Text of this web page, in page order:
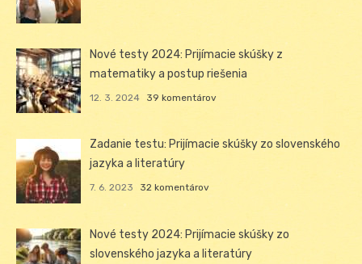
Nové testy 2024: Prijímacie skúšky z
matematiky a postup riešenia
12. 3. 2024 39 komentárov
Zadanie testu: Prijímacie skúšky zo slovenského
jazyka a literatúry
7. 6. 2023 32 komentárov
Nové testy 2024: Prijímacie skúšky zo
slovenského jazyka a literatúry